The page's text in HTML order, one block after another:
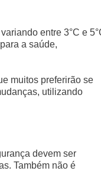
entre 3°C e
a saúde,
muitos preferirão se
utilizando
devem ser
Também não é